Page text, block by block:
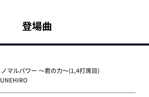
登場曲
ノマルパワー ～君の力～(1,4打席目)